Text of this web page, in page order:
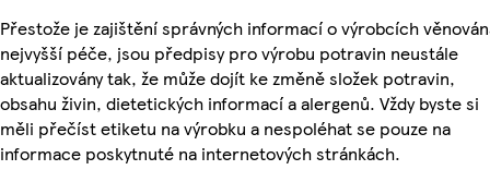
Přestože je zajištění správných informací o výrobcích
nejvyšší péče, jsou předpisy pro výrobu potravin neustále
aktualizovány tak, že může dojít ke změně složek potravin,
obsahu živin, dietetických informací a alergenů. Vždy byste si
měli přečíst etiketu na výrobku a nespoléhat se pouze na
informace poskytnuté na internetových stránkách.